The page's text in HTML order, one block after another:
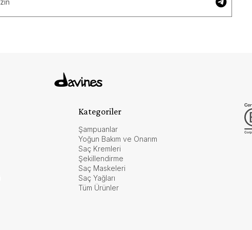
Kategoriler
Şampuanlar
Yoğun Bakım ve Onarım
Saç Kremleri
Şekillendirme
Saç Maskeleri
Saç Yağları
Tüm Ürünler